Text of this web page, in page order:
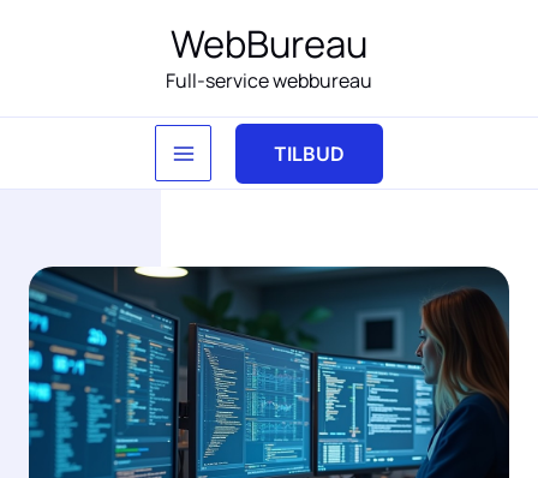
WebBureau
Full-service webbureau
TILBUD